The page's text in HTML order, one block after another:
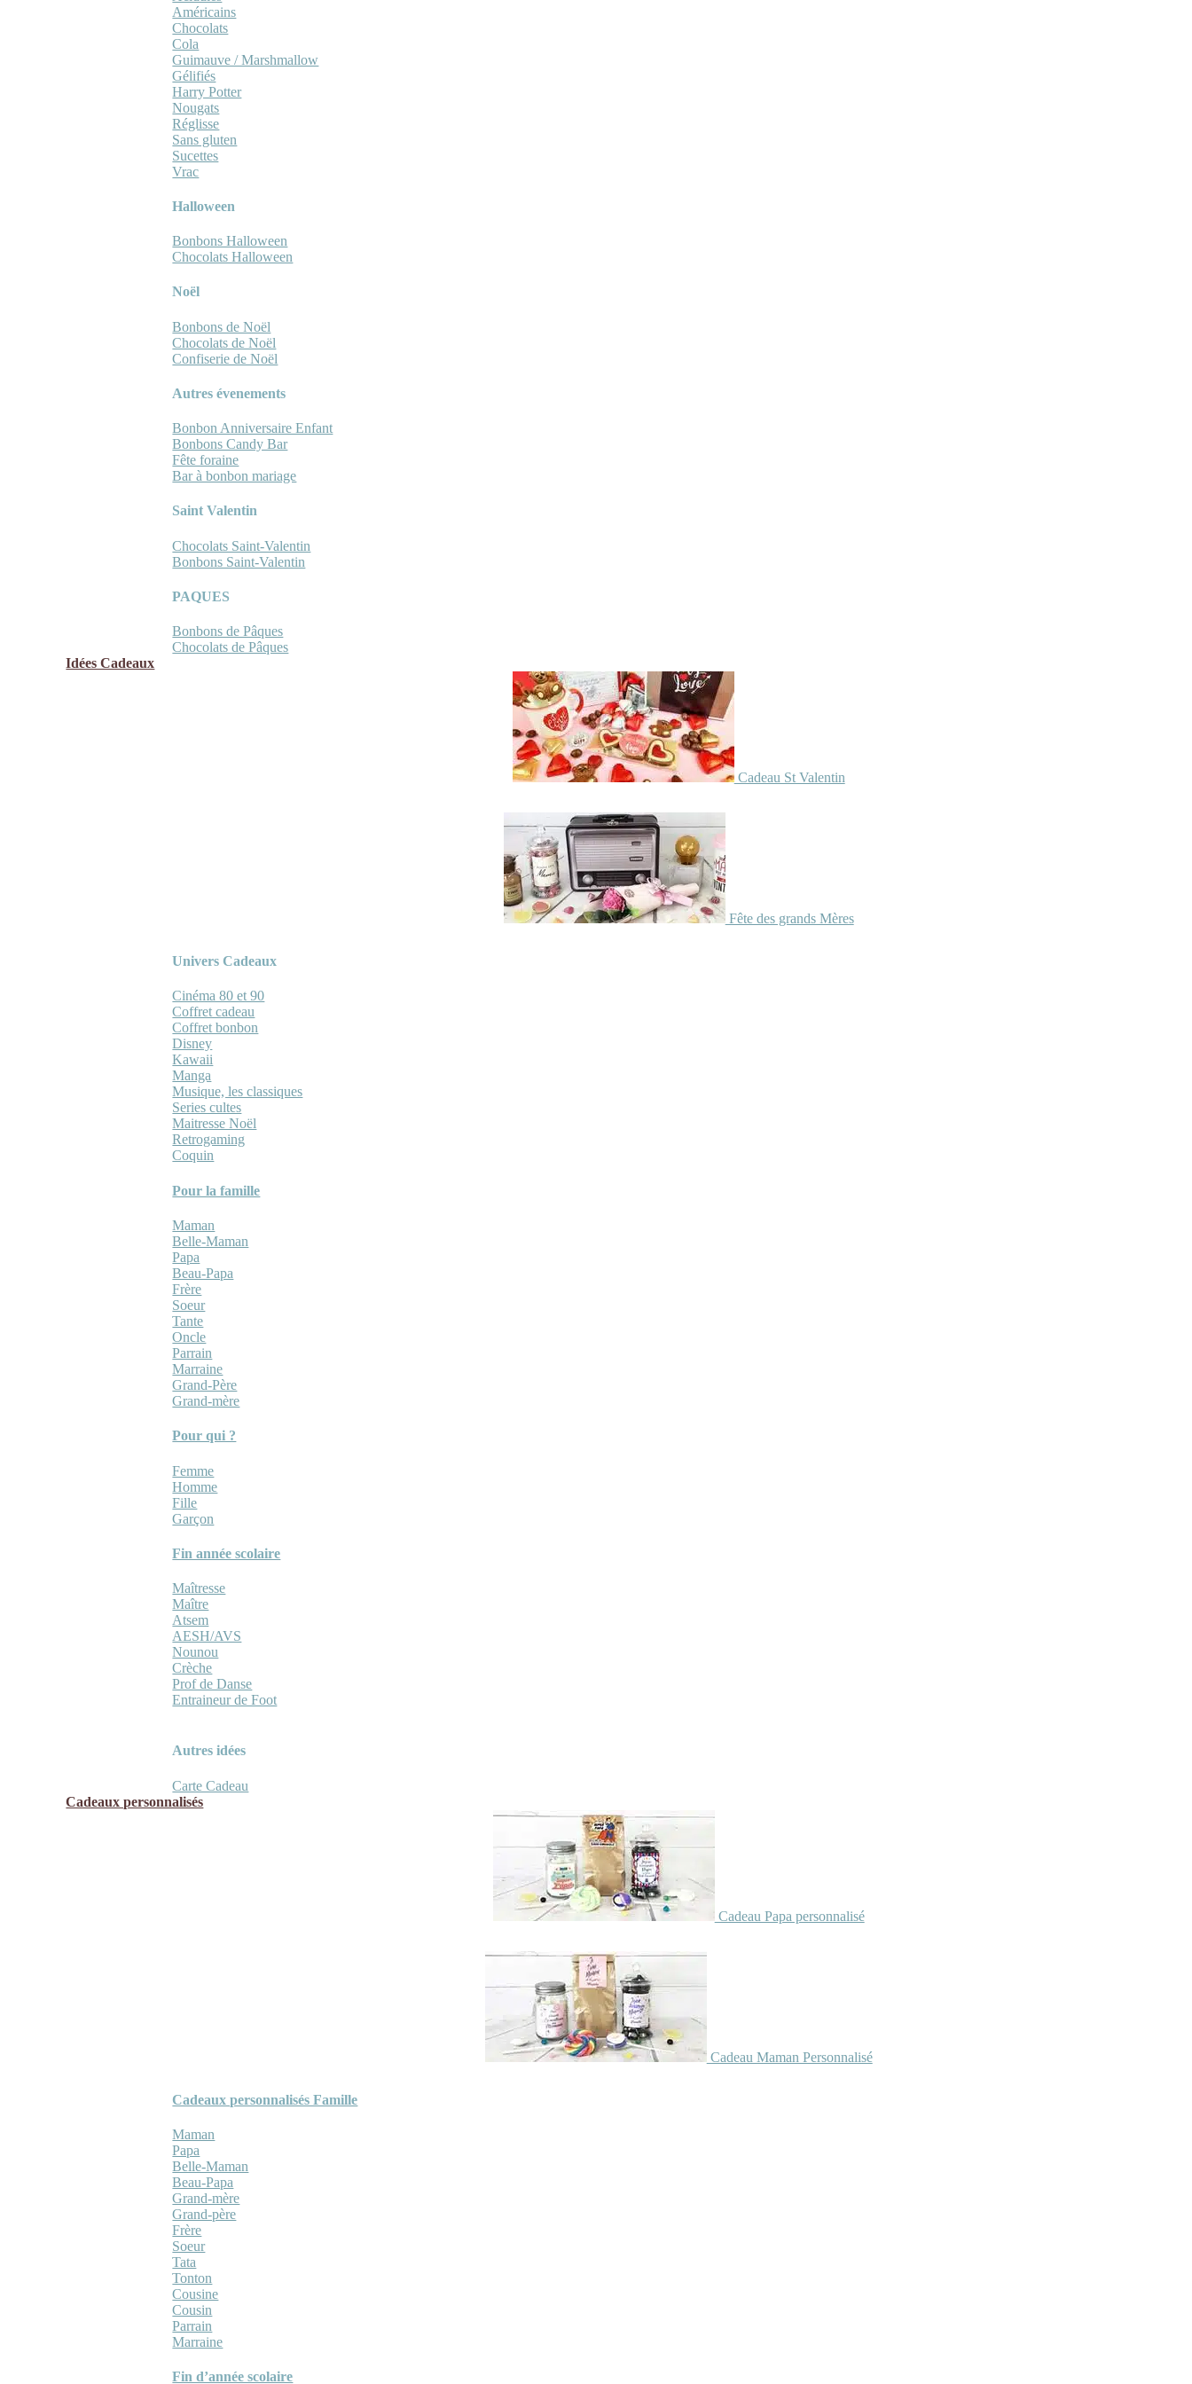
Américains
Chocolats
Cola
Guimauve / Marshmallow
Gélifiés
Harry Potter
Nougats
Réglisse
Sans gluten
Sucettes
Vrac
Halloween
Bonbons Halloween
Chocolats Halloween
Noël
Bonbons de Noël
Chocolats de Noël
Confiserie de Noël
Autres évenements
Bonbon Anniversaire Enfant
Bonbons Candy Bar
Fête foraine
Bar à bonbon mariage
Saint Valentin
Chocolats Saint-Valentin
Bonbons Saint-Valentin
PAQUES
Bonbons de Pâques
Chocolats de Pâques
Idées Cadeaux
Cadeau St Valentin
Fête des grands Mères
Univers Cadeaux
Cinéma 80 et 90
Coffret cadeau
Coffret bonbon
Disney
Kawaii
Manga
Musique, les classiques
Series cultes
Maitresse Noël
Retrogaming
Coquin
Pour la famille
Maman
Belle-Maman
Papa
Beau-Papa
Frère
Soeur
Tante
Oncle
Parrain
Marraine
Grand-Père
Grand-mère
Pour qui ?
Femme
Homme
Fille
Garçon
Fin année scolaire
Maîtresse
Maître
Atsem
AESH/AVS
Nounou
Crèche
Prof de Danse
Entraineur de Foot
Autres idées
Carte Cadeau
Cadeaux personnalisés
Cadeau Papa personnalisé
Cadeau Maman Personnalisé
Cadeaux personnalisés Famille
Maman
Papa
Belle-Maman
Beau-Papa
Grand-mère
Grand-père
Frère
Soeur
Tata
Tonton
Cousine
Cousin
Parrain
Marraine
Fin d’année scolaire